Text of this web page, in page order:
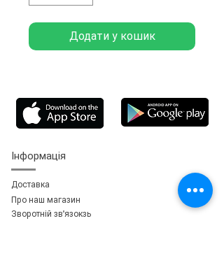
Додати у кошик
Інформація
Доставка
Про наш магазин
Зворотній зв'язокзь